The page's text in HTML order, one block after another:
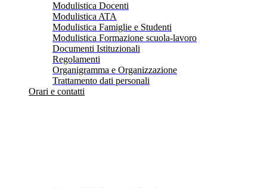
Modulistica Docenti
Modulistica ATA
Modulistica Famiglie e Studenti
Modulistica Formazione scuola-lavoro
Documenti Istituzionali
Regolamenti
Organigramma e Organizzazione
Trattamento dati personali
Orari e contatti